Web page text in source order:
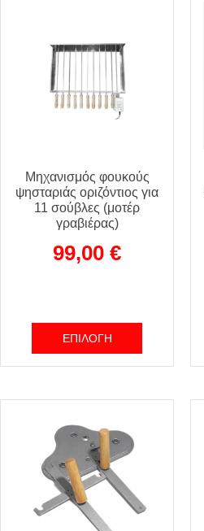
Μηχανισμός φουκούς
ψησταριάς οριζόντιος για
11 σούβλες (μοτέρ
γραβιέρας)
99,00 €
ΕΠΙΛΟΓΉ